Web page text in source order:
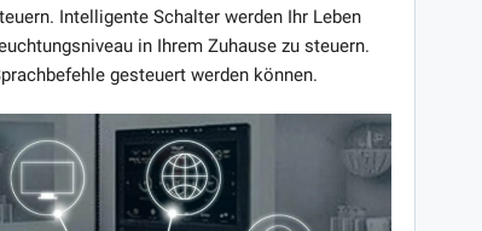
Intelligente Schalter werden Ihr Leben
in Ihrem Zuhause zu steuern.
gesteuert werden können.